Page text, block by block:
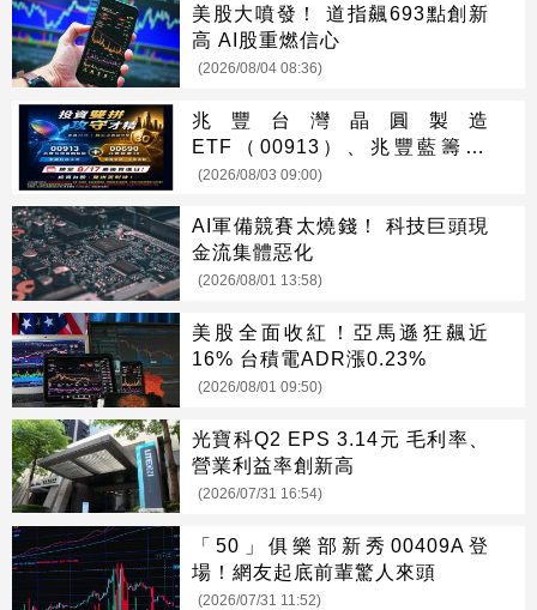
美股大噴發！ 道指飆693點創新
高 AI股重燃信心
(2026/08/04 08:36)
兆豐台灣晶圓製造
ETF（00913）、兆豐藍籌30
ETF（00690） 最新配息時程出
(2026/08/03 09:00)
AI軍備競賽太燒錢！ 科技巨頭現
金流集體惡化
(2026/08/01 13:58)
美股全面收紅！亞馬遜狂飆近
16% 台積電ADR漲0.23%
(2026/08/01 09:50)
光寶科Q2 EPS 3.14元 毛利率、
營業利益率創新高
(2026/07/31 16:54)
「50」俱樂部新秀00409A登
場！網友起底前輩驚人來頭
(2026/07/31 11:52)